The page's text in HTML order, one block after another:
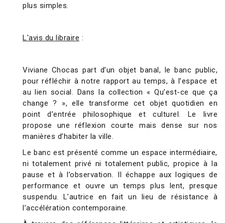
plus simples.
L'avis du libraire :
Viviane Chocas part d’un objet banal, le banc public,
pour réfléchir à notre rapport au temps, à l’espace et
au lien social. Dans la collection « Qu’est-ce que ça
change ? », elle transforme cet objet quotidien en
point d’entrée philosophique et culturel. Le livre
propose une réflexion courte mais dense sur nos
manières d’habiter la ville.
Le banc est présenté comme un espace intermédiaire,
ni totalement privé ni totalement public, propice à la
pause et à l’observation. Il échappe aux logiques de
performance et ouvre un temps plus lent, presque
suspendu. L’autrice en fait un lieu de résistance à
l’accélération contemporaine.